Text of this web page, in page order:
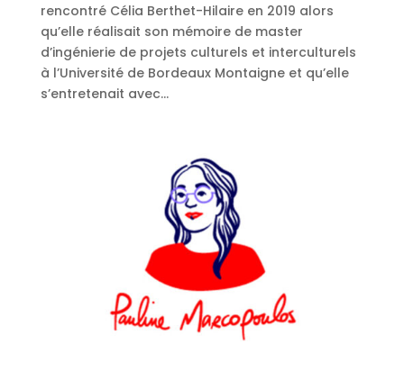
rencontré Célia Berthet-Hilaire en 2019 alors
qu’elle réalisait son mémoire de master
d’ingénierie de projets culturels et interculturels
à l’Université de Bordeaux Montaigne et qu’elle
s’entretenait avec...